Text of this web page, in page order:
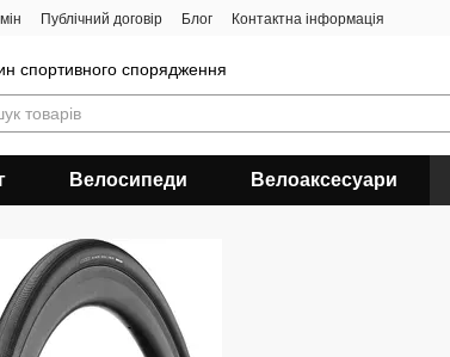
Публічний договір Блог Контактна інформація
спортивного спорядження
Велосипеди Велоаксесуари